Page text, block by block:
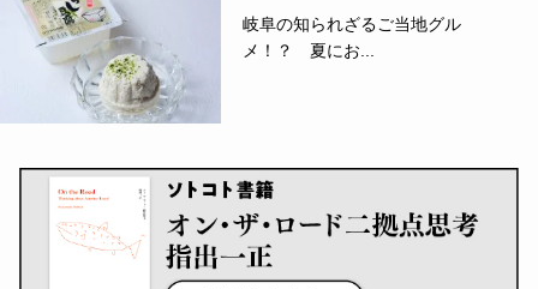
岐阜の知られざるご当地グル
メ！？ 夏にお...